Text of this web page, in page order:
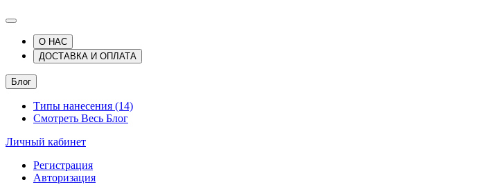
О НАС
ДОСТАВКА И ОПЛАТА
Блог
Типы нанесения (14)
Смотреть Весь Блог
Личный кабинет
Регистрация
Авторизация